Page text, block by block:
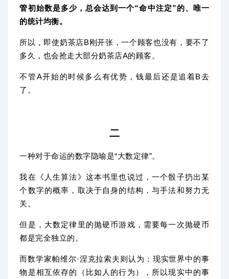
管初始数是多少，总会达到一个“命中注定”的、唯一
的统计均衡。
所以，即使奶茶店B刚开张，一个顾客也没有，要不了
多久，也会抢走大部分奶茶店A的顾客。
不管A开始的时候多么有优势，钱最后还是追着B去
了。
二
一种对于命运的数字隐喻是“大数定律”。
我在《人生算法》这本书里也说过，一个骰子扔出某
个数字的概率，取决于自身的结构，与手法和努力无
关。
但是，大数定律里的抛硬币游戏，需要每一次抛硬币
都是完全独立的。
而数学家帕维尔·涅克拉索夫则认为：现实世界中的事
物是相互依存的（比如人的行为），所以现实中的事